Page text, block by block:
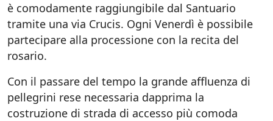
è comodamente raggiungibile dal Santuario
tramite una via Crucis. Ogni Venerdì è possibile
partecipare alla processione con la recita del
rosario.
Con il passare del tempo la grande affluenza di
pellegrini rese necessaria dapprima la
costruzione di strada di accesso più comoda